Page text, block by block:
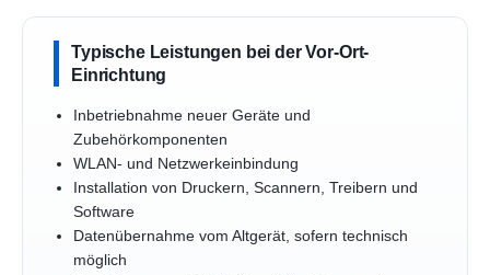
Typische Leistungen bei der Vor-Ort-
Einrichtung
Inbetriebnahme neuer Geräte und
Zubehörkomponenten
WLAN- und Netzwerkeinbindung
Installation von Druckern, Scannern, Treibern und
Software
Datenübernahme vom Altgerät, sofern technisch
möglich